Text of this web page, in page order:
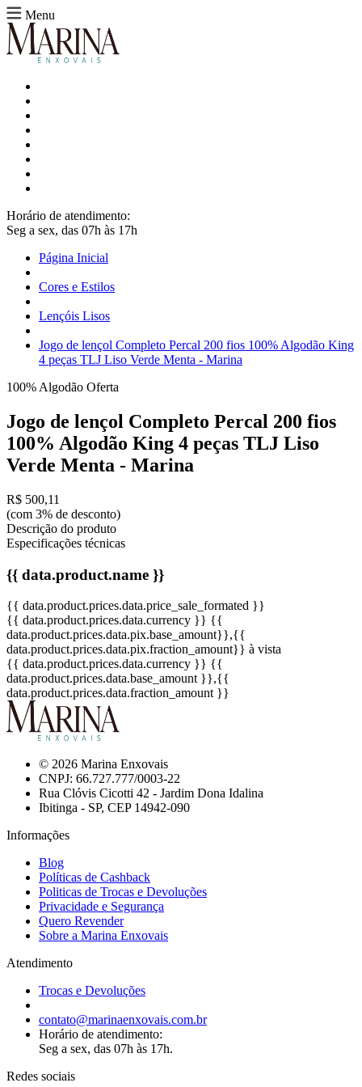
Menu
Horário de atendimento:
Seg a sex, das 07h às 17h
Página Inicial
Cores e Estilos
Lençóis Lisos
Jogo de lençol Completo Percal 200 fios 100% Algodão King
4 peças TLJ Liso Verde Menta - Marina
100% Algodão Oferta
Jogo de lençol Completo Percal 200 fios
100% Algodão King 4 peças TLJ Liso
Verde Menta - Marina
R$ 500,11
(com 3% de desconto)
Descrição do produto
Especificações técnicas
{{ data.product.name }}
{{ data.product.prices.data.price_sale_formated }}
{{ data.product.prices.data.currency }} {{
data.product.prices.data.pix.base_amount}},{{
data.product.prices.data.pix.fraction_amount}} à vista
{{ data.product.prices.data.currency }} {{
data.product.prices.data.base_amount }},{{
data.product.prices.data.fraction_amount }}
© 2026 Marina Enxovais
CNPJ: 66.727.777/0003-22
Rua Clóvis Cicotti 42 - Jardim Dona Idalina
Ibitinga - SP, CEP 14942-090
Informações
Blog
Políticas de Cashback
Politicas de Trocas e Devoluções
Privacidade e Segurança
Quero Revender
Sobre a Marina Enxovais
Atendimento
Trocas e Devoluções
contato@marinaenxovais.com.br
Horário de atendimento:
Seg a sex, das 07h às 17h.
Redes sociais